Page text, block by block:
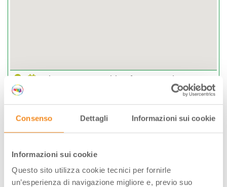
Consenso Dettagli Informazioni sui cookie
Informazioni sui cookie
Questo sito utilizza cookie tecnici per fornirle
un’esperienza di navigazione migliore e, previo suo
Piazza Santo Spirito, fraz. Mesola, 44026,
Mesola, (FE)
GRATUITO
Giugno-2026
Lun
Mar Mer Gio Ven Sab
Dom